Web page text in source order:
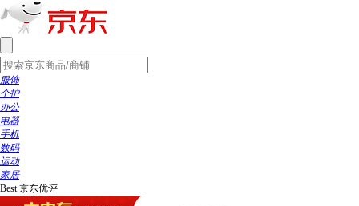
服饰
个护
办公
电器
手机
数码
运动
家居
Best 京东优评